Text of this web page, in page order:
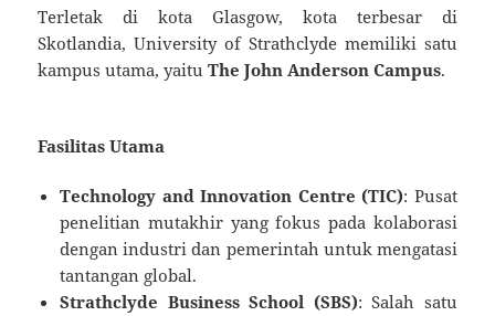
Terletak di kota Glasgow, kota terbesar di
Skotlandia, University of Strathclyde memiliki satu
kampus utama, yaituThe John Anderson Campus.
Fasilitas Utama
Technology and Innovation Centre (TIC): Pusat
penelitian mutakhir yang fokus pada kolaborasi
dengan industri dan pemerintah untuk mengatasi
tantangan global.
Strathclyde Business School (SBS): Salah satu